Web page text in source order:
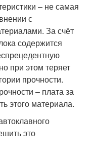
– не самая
с
За счёт
содержится
при этом теряет
прочности.
– плата за
этого материала.
это